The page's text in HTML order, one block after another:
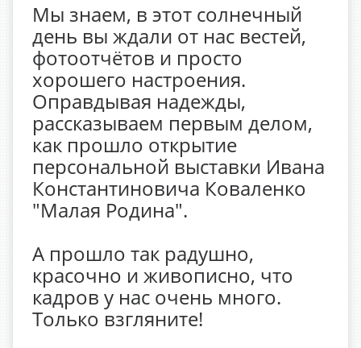
Мы знаем, в этот солнечный
день вы ждали от нас вестей,
фотоотчётов и просто
хорошего настроения.
Оправдывая надежды,
рассказываем первым делом,
как прошло открытие
персональной выставки Ивана
Константиновича Коваленко
"Малая Родина".
А прошло так радушно,
красочно и живописно, что
кадров у нас очень много.
Только взгляните!